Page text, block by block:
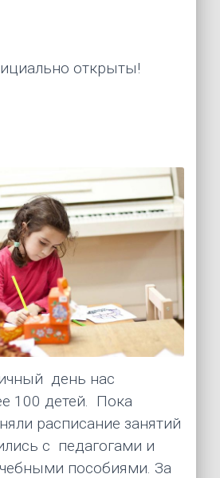
открыты!
день нас
100 детей.  Пока
расписание занятий
с  педагогами и
пособиями. За